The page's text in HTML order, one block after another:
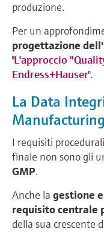
produzione.
Per un
progettazione
"L'approccio
Endress+Hauser".
La Data
I requisiti
finale non sono gli
GMP.
Anche la gestione
requisito centrale
della sua crescente